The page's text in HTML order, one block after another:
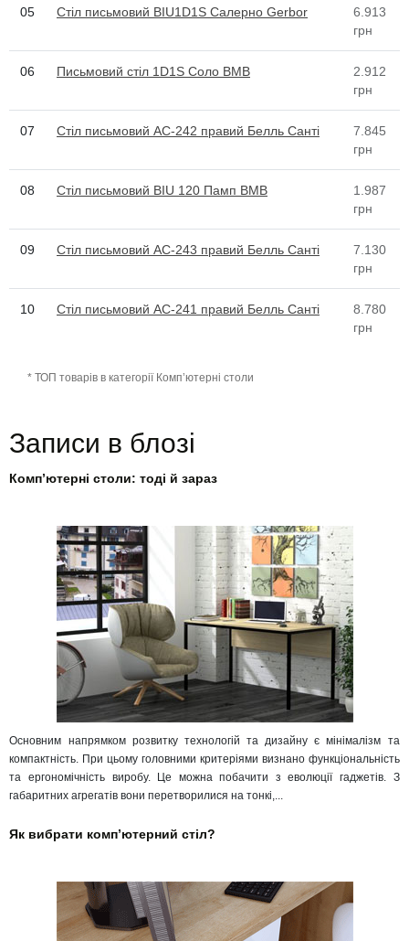
05 Стіл письмовий BIU1D1S Салерно Gerbor
6.913
грн
06 Письмовий стіл 1D1S Соло ВМВ
2.912
грн
07 Стіл письмовий АС-242 правий Белль Санті
7.845
грн
08 Стіл письмовий BIU 120 Памп ВМВ
1.987
грн
09 Стіл письмовий АС-243 правий Белль Санті
7.130
грн
10 Стіл письмовий АС-241 правий Белль Санті
8.780
грн
* ТОП товарів в категорії Комп’ютерні столи
Записи в блозі
Комп’ютерні столи: тоді й зараз
Основним напрямком розвитку технологій та дизайну є мінімалізм та
компактність. При цьому головними критеріями визнано функціональність
та ергономічність виробу. Це можна побачити з еволюції гаджетів. З
габаритних агрегатів вони перетворилися на тонкі,...
Як вибрати комп’ютерний стіл?